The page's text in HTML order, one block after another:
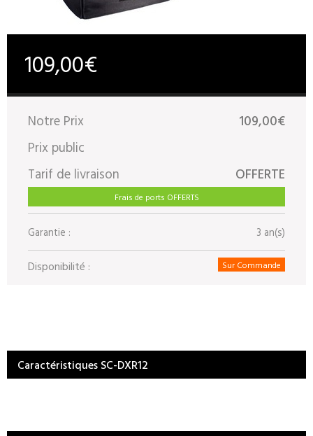
109,00€
Notre Prix
109,00€
Prix public
Tarif de livraison
OFFERTE
Frais de ports OFFERTS
Garantie : 3 an(s)
Disponibilité : Sur Commande
Caractéristiques SC-DXR12